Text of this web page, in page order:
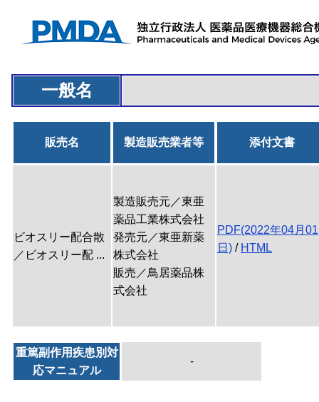
一般名
販売名 製造販売業者等 添付文書
ビオスリー配合散
／ビオスリー配 ...
製造販売元／東亜
薬品工業株式会社
発売元／東亜新薬
株式会社
販売／鳥居薬品株
式会社
PDF(2022年04月01
日) / HTML
重篤副作用疾患別対
応マニュアル
-